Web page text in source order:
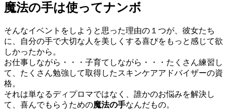
魔法の手は使ってナンボ
そんなイベントをしようと思った理由の１つが、彼女たち
に、自分の手で大切な人を美しくする喜びをもっと感じて欲
しかったから。
お仕事しながら・・・子育てしながら・・・たくさん練習し
て、たくさん勉強して取得したスキンケアアドバイザーの資
格。
それは単なるディプロマではなく、誰かのお悩みを解決し
て、喜んでもらうための魔法の手なんだもの。